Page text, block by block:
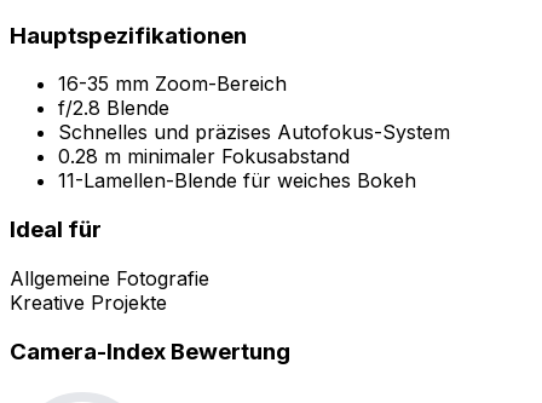
Hauptspezifikationen
16-35 mm Zoom-Bereich
f/2.8 Blende
Schnelles und präzises Autofokus-System
0.28 m minimaler Fokusabstand
11-Lamellen-Blende für weiches Bokeh
Ideal für
Allgemeine Fotografie
Kreative Projekte
Camera-Index Bewertung